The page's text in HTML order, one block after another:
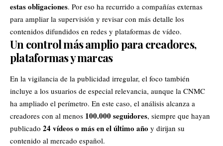
estas obligaciones. Por eso ha recurrido a compañías externas
para ampliar la supervisión y revisar con más detalle los
contenidos difundidos en redes y plataformas de vídeo.
Un control más amplio para creadores,
plataformas y marcas
En la vigilancia de la publicidad irregular, el foco también
incluye a los usuarios de especial relevancia, aunque la CNMC
ha ampliado el perímetro. En este caso, el análisis alcanza a
creadores con al menos 100.000 seguidores, siempre que hayan
publicado 24 vídeos o más en el último año y dirijan su
contenido al mercado español.